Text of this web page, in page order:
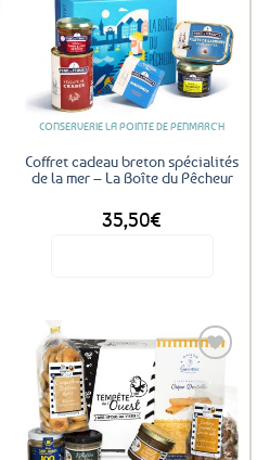
Ajouter
aux
favoris
CONSERVERIE LA POINTE DE PENMARC'H
Coffret cadeau breton spécialités
de la mer – La Boîte du Pêcheur
35,50€
Ajouter
aux
favoris